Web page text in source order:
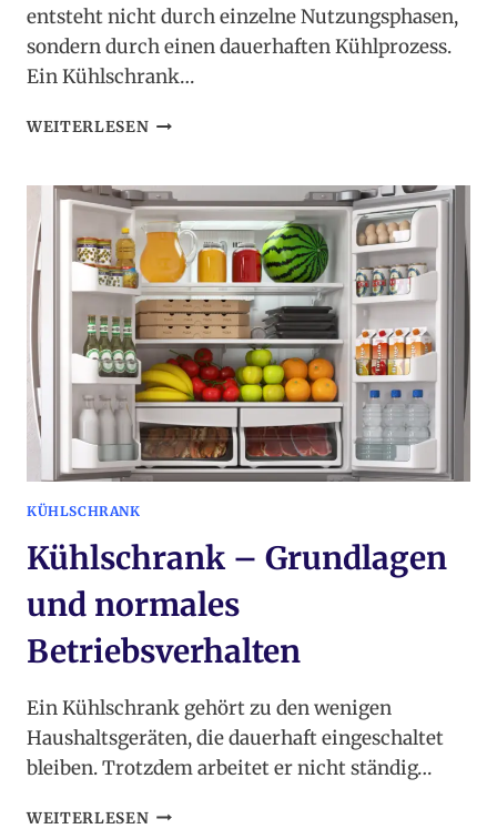
entsteht nicht durch einzelne Nutzungsphasen,
sondern durch einen dauerhaften Kühlprozess.
Ein Kühlschrank…
WEITERLESEN KÜHLSCHRANK
UND
KOSTENSTRUKTUR
IM
SYSTEMKONTEXT
KÜHLSCHRANK
Kühlschrank – Grundlagen
und normales
Betriebsverhalten
Ein Kühlschrank gehört zu den wenigen
Haushaltsgeräten, die dauerhaft eingeschaltet
bleiben. Trotzdem arbeitet er nicht ständig…
WEITERLESEN KÜHLSCHRANK